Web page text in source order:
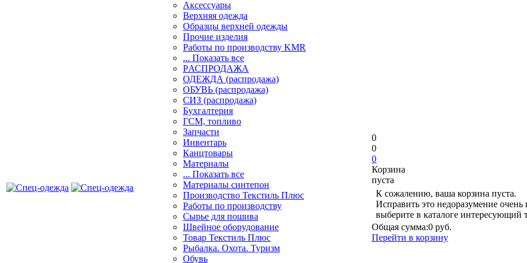
Аксессуары
Верхняя одежда
Образцы верхней одежды
Прочие изделия
Работы по производству KMR
... Показать все
PАСПРОДАЖА
ОДЕЖДА (распродажа)
ОБУВЬ (распродажа)
СИЗ (распродажа)
Бухгалтерия
ГСМ, топливо
Запчасти
Инвентарь
Канцтовары
Материалы
... Показать все
Материалы синтепон
Производство Текстиль Плюс
Работы по производству
Сырье для пошива
Швейное оборудование
Товар Текстиль Плюс
Рыбалка. Охота. Туризм
Обувь
0
0
0
Корзина
пуста
К сожалению, ваша корзина пуста.
Исправить это недоразумение очень
выберите в каталоге
Общая сумма:0 руб.
Перейти в корзину